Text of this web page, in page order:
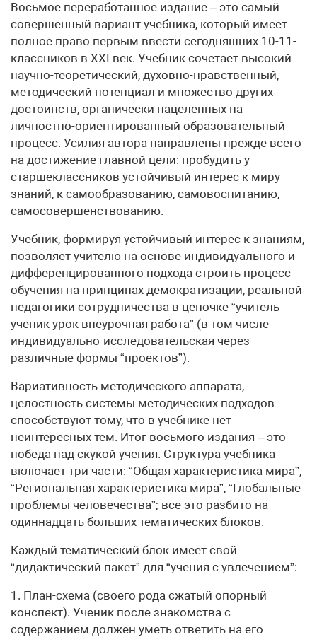
Восьмое переработанное издание – это самый
совершенный вариант учебника, который имеет
полное право первым ввести сегодняшних 10-11-
классников в ХХI век. Учебник сочетает высокий
научно-теоретический, духовно-нравственный,
методический потенциал и множество других
достоинств, органически нацеленных на
личностно-ориентированный образовательный
процесс. Усилия автора направлены прежде всего
на достижение главной цели: пробудить у
старшеклассников устойчивый интерес к миру
знаний, к самообразованию, самовоспитанию,
самосовершенствованию.
Учебник, формируя устойчивый интерес к знаниям,
позволяет учителю на основе индивидуального и
дифференцированного подхода строить процесс
обучения на принципах демократизации, реальной
педагогики сотрудничества в цепочке “учитель
ученик урок внеурочная работа” (в том числе
индивидуально-исследовательская через
различные формы “проектов”).
Вариативность методического аппарата,
целостность системы методических подходов
способствуют тому, что в учебнике нет
неинтересных тем. Итог восьмого издания – это
победа над скукой учения. Структура учебника
включает три части: “Общая характеристика мира”,
“Региональная характеристика мира”, “Глобальные
проблемы человечества”; все это разбито на
одиннадцать больших тематических блоков.
Каждый тематический блок имеет свой
“дидактический пакет” для “учения с увлечением”:
1. План-схема (своего рода сжатый опорный
конспект). Ученик после знакомства с
содержанием должен уметь ответить на его